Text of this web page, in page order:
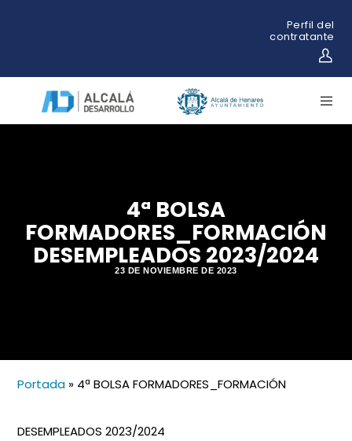
Perfil del
contratante
4ª BOLSA
FORMADORES_FORMACIÓN
DESEMPLEADOS 2023/2024
23 DE NOVIEMBRE DE 2023
Portada » 4ª BOLSA FORMADORES_FORMACIÓN
DESEMPLEADOS 2023/2024